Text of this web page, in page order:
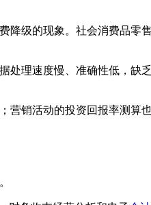
降级的现象。社会消费品零
处理速度慢、准确性低，缺
销活动的投资回报率测算